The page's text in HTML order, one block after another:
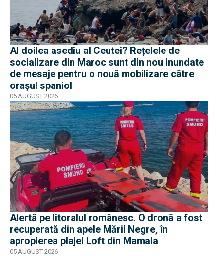
Al doilea asediu al Ceutei? Rețelele de
socializare din Maroc sunt din nou inundate
de mesaje pentru o nouă mobilizare către
orașul spaniol
05 AUGUST 2026
Alertă pe litoralul românesc. O dronă a fost
recuperată din apele Mării Negre, în
apropierea plajei Loft din Mamaia
05 AUGUST 2026